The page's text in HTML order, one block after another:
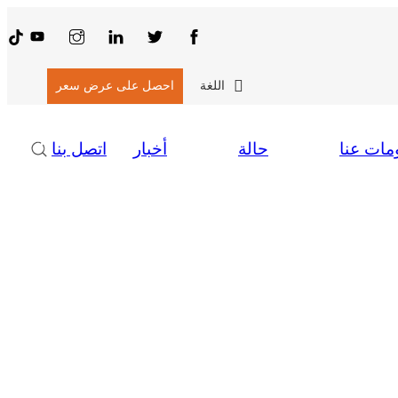
اللغة احصل على عرض سعر
عنا حالة أخبار اتصل بنا